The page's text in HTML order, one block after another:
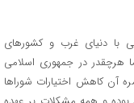
با دنیای غرب و کشورهای
هرچقدر در جمهوری اسلامی
آن کاهش اختیارات شوراها